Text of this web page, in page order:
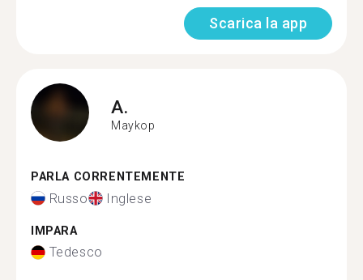
Scarica la app
A.
Maykop
PARLA CORRENTEMENTE
Russo Inglese
IMPARA
Tedesco